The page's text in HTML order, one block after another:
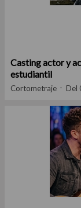
Casting actor y
estudiantil
Cortometraje Del